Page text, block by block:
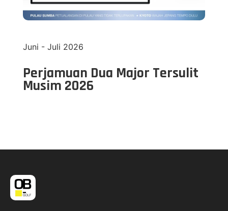
Juni - Juli 2026
Perjamuan Dua Major Tersulit
Musim 2026